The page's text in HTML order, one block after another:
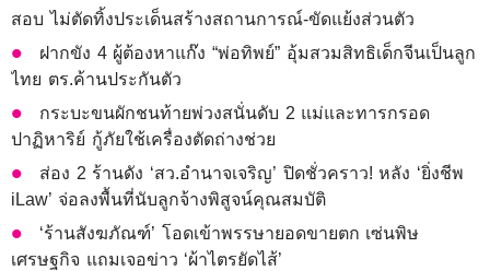
สอบ ไม่ตัดทิ้งประเด็นสร้างสถานการณ์-ขัดแย้งส่วนตัว
ฝากขัง 4 ผู้ต้องหาแก๊ง “พ่อทิพย์” อุ้มสวมสิทธิเด็กจีนเป็นลูก
ไทย ตร.ค้านประกันตัว
กระบะขนผักชนท้ายพ่วงสนั่นดับ 2 แม่และทารกรอด
ปาฏิหาริย์ กู้ภัยใช้เครื่องตัดถ่างช่วย
ส่อง 2 ร้านดัง ‘สว.อำนาจเจริญ’ ปิดชั่วคราว! หลัง ‘ยิ่งชีพ
iLaw’ จ่อลงพื้นที่นับลูกจ้างพิสูจน์คุณสมบัติ
‘ร้านสังฆภัณฑ์’ โอดเข้าพรรษายอดขายตก เซ่นพิษ
เศรษฐกิจ แถมเจอข่าว ‘ผ้าไตรยัดไส้’